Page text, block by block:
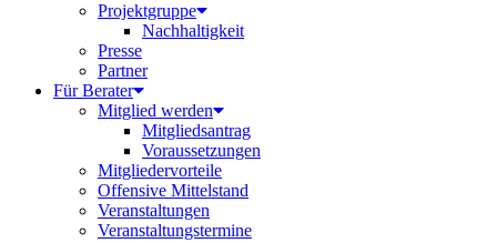
Projektgruppe
Nachhaltigkeit
Presse
Partner
Für Berater
Mitglied werden
Mitgliedsantrag
Voraussetzungen
Mitgliedervorteile
Offensive Mittelstand
Veranstaltungen
Veranstaltungstermine